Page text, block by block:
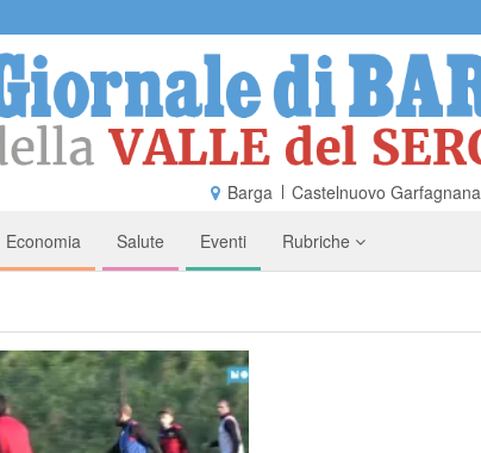
Barga Castelnuovo Garfagnana
Economia Salute Eventi Rubriche